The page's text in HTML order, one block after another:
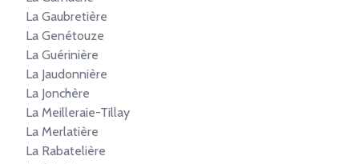
La Gaubretière
La Genétouze
La Guérinière
La Jaudonnière
La Jonchère
La Meilleraie-Tillay
La Merlatière
La Rabatelière